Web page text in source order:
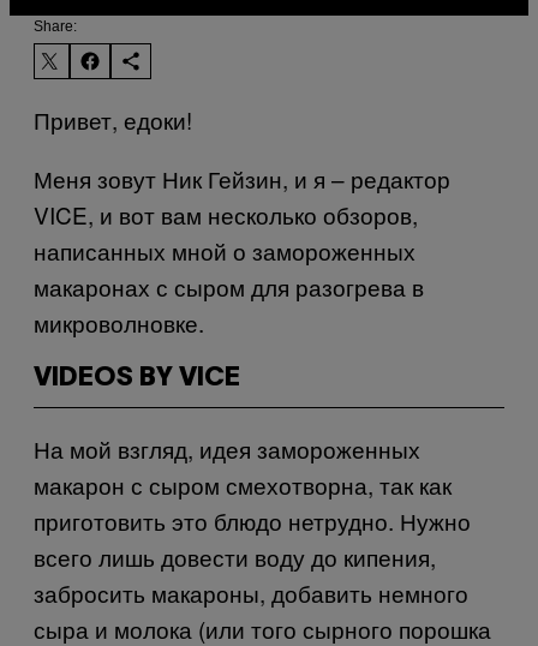
Share:
Привет, едоки!
Меня зовут Ник Гейзин, и я – редактор
VICE, и вот вам несколько обзоров,
написанных мной о замороженных
макаронах с сыром для разогрева в
микроволновке.
VIDEOS BY VICE
На мой взгляд, идея замороженных
макарон с сыром смехотворна, так как
приготовить это блюдо нетрудно. Нужно
всего лишь довести воду до кипения,
забросить макароны, добавить немного
сыра и молока (или того сырного порошка